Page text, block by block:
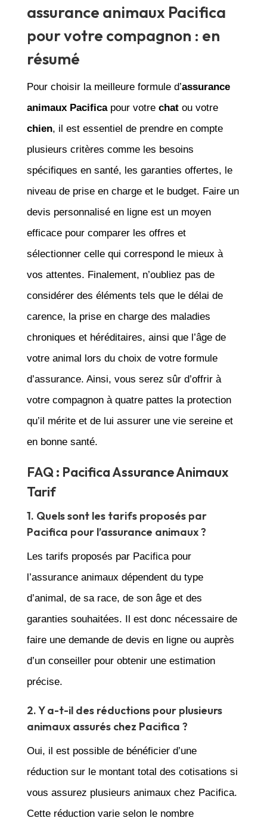
assurance animaux Pacifica
pour votre compagnon : en
résumé
Pour choisir la meilleure formule d’assurance
animaux Pacificapour votre chatou votre
chien, il est essentiel de prendre en compte
plusieurs critères comme les besoins
spécifiques en santé, les garanties offertes, le
niveau de prise en charge et le budget. Faire un
devis personnalisé en ligne est un moyen
efficace pour comparer les offres et
sélectionner celle qui correspond le mieux à
vos attentes. Finalement, n’oubliez pas de
considérer des éléments tels que le délai de
carence, la prise en charge des maladies
chroniques et héréditaires, ainsi que l’âge de
votre animal lors du choix de votre formule
d’assurance. Ainsi, vous serez sûr d’offrir à
votre compagnon à quatre pattes la protection
qu’il mérite et de lui assurer une vie sereine et
en bonne santé.
FAQ : Pacifica Assurance Animaux
Tarif
1. Quels sont les tarifs proposés par
Pacifica pour l’assurance animaux ?
Les tarifs proposés par Pacifica pour
l’assurance animaux dépendent du type
d’animal, de sa race, de son âge et des
garanties souhaitées. Il est donc nécessaire de
faire une demande de devis en ligne ou auprès
d’un conseiller pour obtenir une estimation
précise.
2. Y a-t-il des réductions pour plusieurs
animaux assurés chez Pacifica ?
Oui, il est possible de bénéficier d’une
réduction sur le montant total des cotisations si
vous assurez plusieurs animaux chez Pacifica.
Cette réduction varie selon le nombre